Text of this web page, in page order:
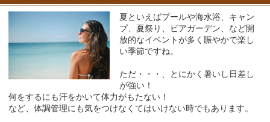
夏といえばプールや海水浴、キャン
プ、夏祭り、ビアガーデン、など開
放的なイベントが多く賑やかで楽し
い季節ですね。
ただ・・・、とにかく暑いし日差し
が強い！
何をするにも汗をかいて体力がもたない！
など、体調管理にも気をつけなくてはいけない時でもあります。